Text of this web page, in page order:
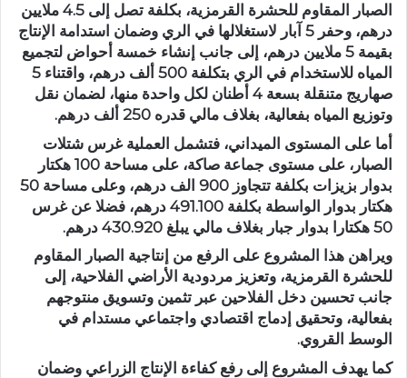
الصبار المقاوم للحشرة القرمزية، بكلفة تصل إلى 4.5 ملايين
درهم، وحفر 5 آبار لاستغلالها في الري وضمان استدامة الإنتاج
بقيمة 5 ملايين درهم، إلى جانب إنشاء خمسة أحواض لتجميع
المياه للاستخدام في الري بتكلفة 500 ألف درهم، واقتناء 5
صهاريج متنقلة بسعة 4 أطنان لكل واحدة منها، لضمان نقل
وتوزيع المياه بفعالية، بغلاف مالي قدره 250 ألف درهم.
أما على المستوى الميداني، فتشمل العملية غرس شتلات
الصبار، على مستوى جماعة صاكة، على مساحة 100 هكتار
بدوار بزيزات بكلفة تتجاوز 900 الف درهم، وعلى مساحة 50
هكتار بدوار الواسطة بكلفة 491.100 درهم، فضلا عن غرس
50 هكتارا بدوار جبار بغلاف مالي يبلغ 430.920 درهم.
ويراهن هذا المشروع على الرفع من إنتاجية الصبار المقاوم
للحشرة القرمزية، وتعزيز مردودية الأراضي الفلاحية، إلى
جانب تحسين دخل الفلاحين عبر تثمين وتسويق منتوجهم
بفعالية، وتحقيق إدماج اقتصادي واجتماعي مستدام في
الوسط القروي.
كما يهدف المشروع إلى رفع كفاءة الإنتاج الزراعي وضمان